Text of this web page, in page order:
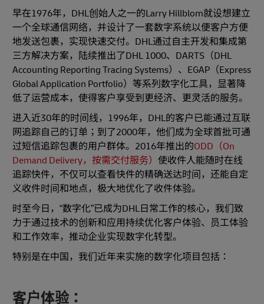
早在1976年，DHL创始人之一的Larry Hillblom就设想建立
一个全球通信网络，并设计了一套数字系统以便客户方便
地发送包裹，实现快速交付。DHL通过自主开发和集成第
三方解决方案，陆续推出了DHL 1000、DARTS（DHL
Accounting Reporting Tracing Systems）、EGAP（Express
Global Application Portfolio）等系列数字化工具，显著降
低了运营成本，使得客户享受到更经济、更灵活的服务。
进入近30年的时间线，1996年，DHL的客户已能通过互联
网追踪自己的订单；到了2000年，他们成为全球首批可通
过短信追踪包裹的用户群体。2016年推出的ODD（On
Demand Delivery，按需交付服务） 使收件人能随时在线
追踪快件，不仅可以查看快件的精确送达时间，还能自定
义收件时间和地点，极大地优化了收件体验。
时至今日，“数字化”已成为DHL日常工作的核心，我们致
力于通过技术的创新和应用持续优化客户体验、员工体验
和工作效率，推动企业实现数字化转型。
特别是在中国，我们近年来实施的数字化项目包括：
客户体验：